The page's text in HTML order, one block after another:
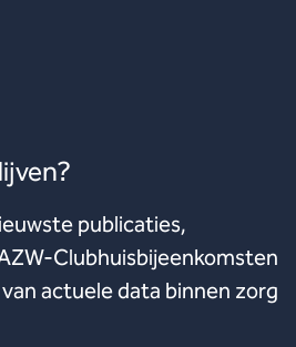
publicaties,
Clubhuisbijeenkomsten
actuele data binnen zorg